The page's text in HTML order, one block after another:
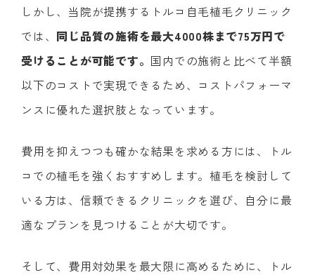
しかし、当院が提携するトルコ自毛植毛クリニック
では、 同じ品質の施術を最大4000株まで75万円で
受けることが可能です。 国内での施術と比べて半額
以下のコストで実現できるため、コストパフォーマ
ンスに優れた選択肢となっています。
費用を抑えつつも確かな結果を求める方には、トル
コでの植毛を強くおすすめします。植毛を検討して
いる方は、信頼できるクリニックを選び、自分に最
適なプランを見つけることが大切です。
そして、費用対効果を最大限に高めるために、トル